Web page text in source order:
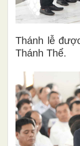
Thánh lễ
Thánh Thể.